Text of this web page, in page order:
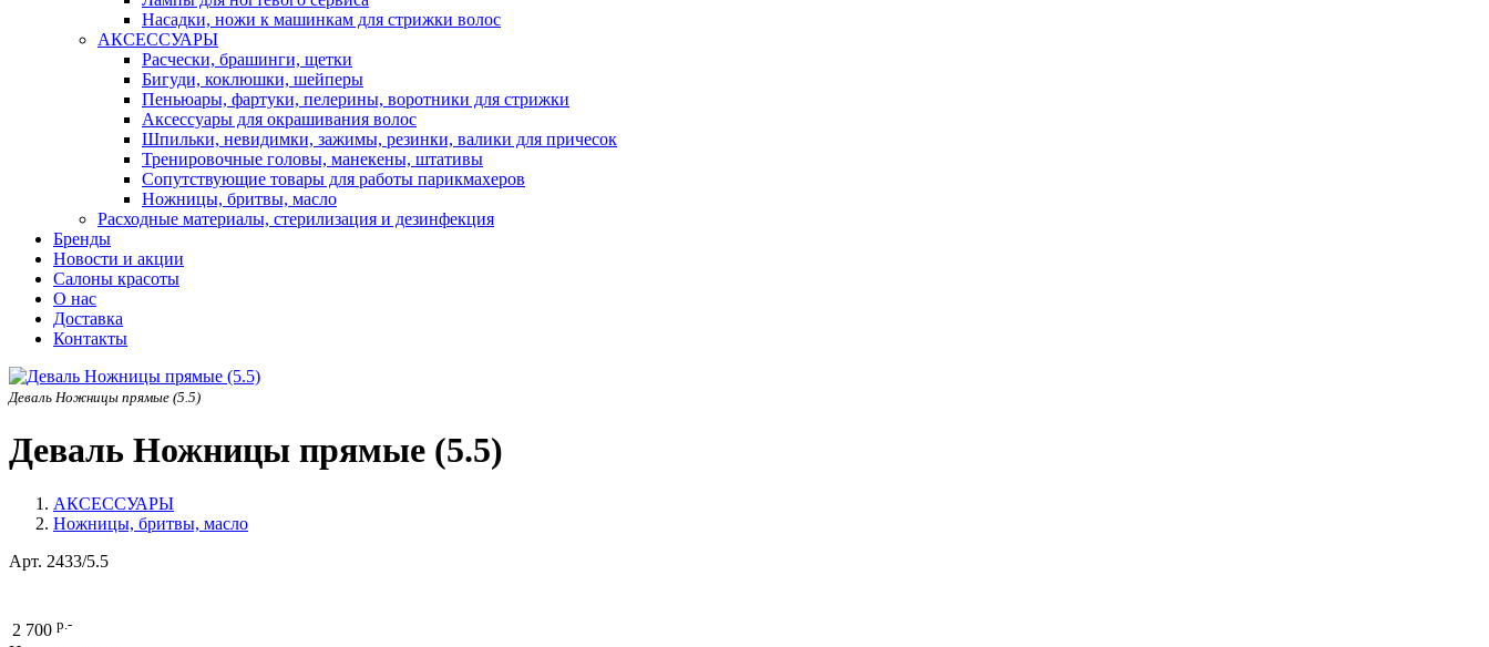
Насадки, ножи к машинкам для стрижки волос
АКСЕССУАРЫ
Расчески, брашинги, щетки
Бигуди, коклюшки, шейперы
Пеньюары, фартуки, пелерины, воротники для стрижки
Аксессуары для окрашивания волос
Шпильки, невидимки, зажимы, резинки, валики для причесок
Тренировочные головы, манекены, штативы
Сопутствующие товары для работы парикмахеров
Ножницы, бритвы, масло
Расходные материалы, стерилизация и дезинфекция
Бренды
Новости и акции
Салоны красоты
О нас
Доставка
Контакты
Деваль Ножницы прямые (5.5)
Деваль Ножницы прямые (5.5)
АКСЕССУАРЫ
Ножницы, бритвы, масло
Арт. 2433/5.5
2 700 р.-